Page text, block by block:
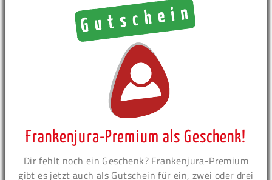
Frankenjura-Premium als Geschenk!
Dir fehlt noch ein Geschenk? Frankenjura-Premium
gibt es jetzt auch als Gutschein für ein, zwei oder drei